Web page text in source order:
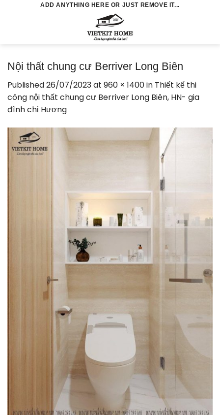
ADD ANYTHING HERE OR JUST REMOVE IT...
Nội thất chung cư Berriver Long Biên
Published26/07/2023at 960 × 1400in Thiết kế thi
công nội thất chung cư Berriver Long Biên, HN- gia
đình chị Hương